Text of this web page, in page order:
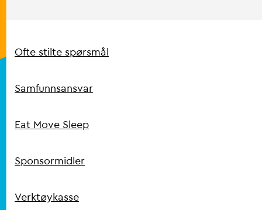
Snarveier
Ofte stilte spørsmål
Samfunnsansvar
Eat Move Sleep
Sponsormidler
Verktøykasse